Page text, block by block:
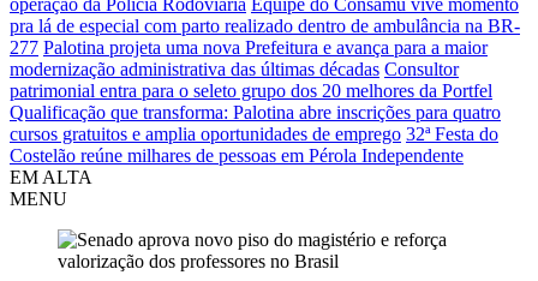
operação da Polícia Rodoviária Equipe do Consamu vive momento
pra lá de especial com parto realizado dentro de ambulância na BR-
277 Palotina projeta uma nova Prefeitura e avança para a maior
modernização administrativa das últimas décadas Consultor
patrimonial entra para o seleto grupo dos 20 melhores da Portfel
Qualificação que transforma: Palotina abre inscrições para quatro
cursos gratuitos e amplia oportunidades de emprego 32ª Festa do
Costelão reúne milhares de pessoas em Pérola Independente
EM ALTA
MENU